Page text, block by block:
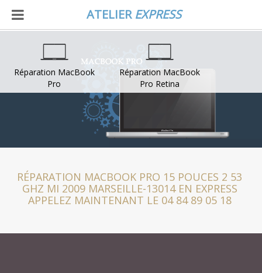
ATELIER EXPRESS
Réparation MacBook
Pro
Réparation MacBook
Pro Retina
RÉPARATION MACBOOK PRO 15 POUCES 2 53
GHZ MI 2009 MARSEILLE-13014 EN EXPRESS
APPELEZ MAINTENANT LE 04 84 89 05 18